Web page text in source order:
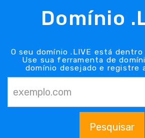
Domínio
O seu domínio .LIVE está
Use sua ferramenta de
domínio desejado e registre
Pesquisar